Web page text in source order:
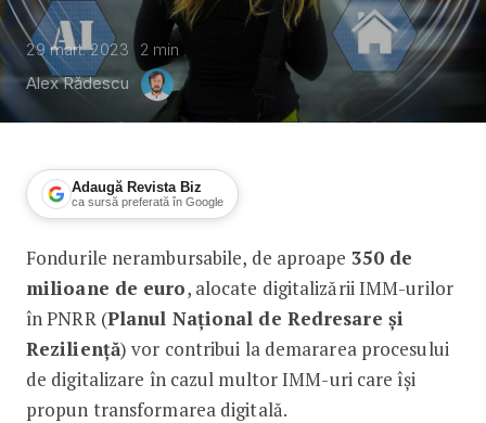
29 mart. 2023 2 min
Alex Rădescu
Adaugă Revista Biz
ca sursă preferată în Google
Transformarea digitală a IMM-
Fondurile nerambursabile, de aproape 350 de
milioane de euro, alocate digitalizării IMM-urilor
în PNRR (Planul Național de Redresare și
Reziliență) vor contribui la demararea procesului
de digitalizare în cazul multor IMM-uri care își
propun transformarea digitală.